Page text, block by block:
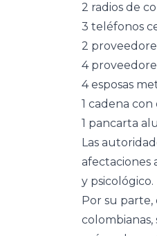
2 radios de
3 teléfonos
2
4
4 esposas
1 cadena
1 pancarta
Las
afectaciones
y psicológico.
Por su
colombianas,